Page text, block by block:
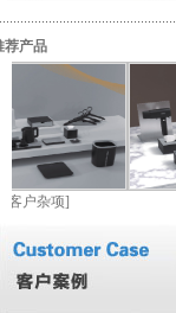
荐产品
客户杂项]